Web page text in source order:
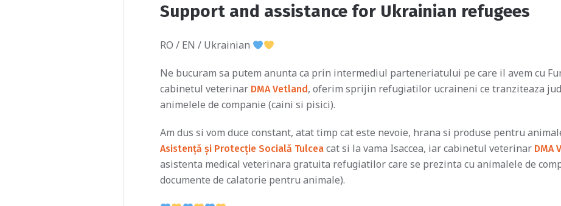
Support and assistance for Ukrainian refugees
RO / EN / Ukrainian
Ne bucuram sa putem anunta ca prin intermediul parteneriatului pe care il avem cu
cabinetul veterinar DMA Vetland, oferim sprijin refugiatilor ucraineni ce tranziteaza
animelele de companie (caini si pisici).
Am dus si vom duce constant, atat timp cat este nevoie, hrana si produse pentru
Asistență și Protecție Socială Tulcea cat si la vama Isaccea, iar cabinetul veterinar DMA
asistenta medical veterinara gratuita refugiatilor care se prezinta cu animalele de
documente de calatorie pentru animale).